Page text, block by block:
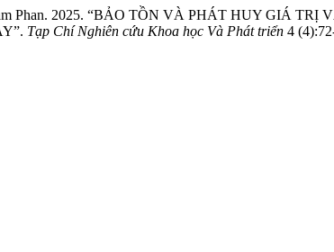
Phan. 2025. “BẢO TỒN VÀ PHÁT HUY GIÁ
Tạp Chí Nghiên cứu Khoa học Và Phát triển 4